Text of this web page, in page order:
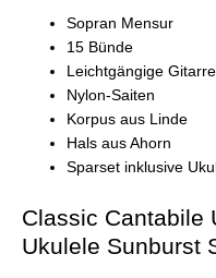
Sopran Mensur
15 Bünde
Leichtgängige
Nylon-Saiten
Korpus aus Linde
Hals aus Ahorn
Sparset inklusive
Classic Cantabile
Ukulele Sunburst